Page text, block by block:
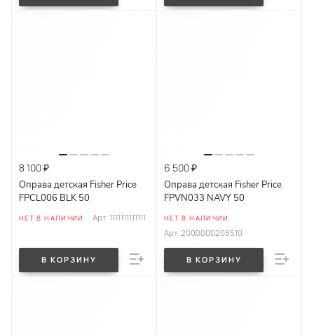
8 100 ₽
Оправа детская Fisher Price
FPCL006 BLK 50
НЕТ В НАЛИЧИИ Арт. 1111111111111
В КОРЗИНУ
6 500 ₽
Оправа детская Fisher Price
FPVN033 NAVY 50
НЕТ В НАЛИЧИИ
Арт. 2000000208510
В КОРЗИНУ